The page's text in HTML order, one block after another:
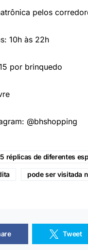
pelos
10h às 22h
por brinquedo
@bhshopping
réplicas de diferentes
pode ser visitada
Tweet